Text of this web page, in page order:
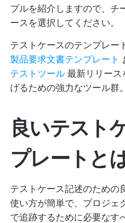
プルを紹介しますので、チ
ースを選択してください。
テストケースのテンプレー
製品要求文書テンプレート
テストツール 最新リリース
げるための強力なツール群。
良いテスト
プレートと
テストケース記述のための
使い方が簡単で、プロジェ
で追跡するために必要なす